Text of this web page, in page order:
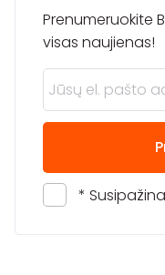
Prenumeruokite
visas naujienas!
*